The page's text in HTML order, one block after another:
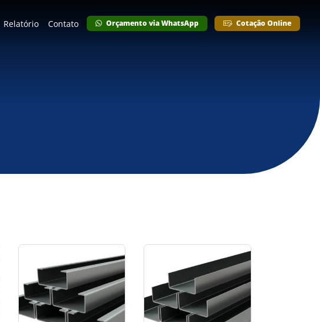
Relatório Contato Orçamento via WhatsApp Cotação Online